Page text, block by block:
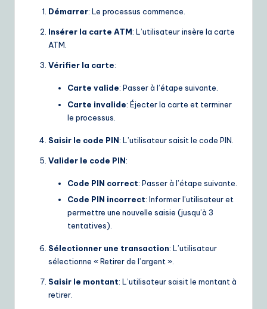
Démarrer: Le processus commence.
Insérer la carte ATM: L’utilisateur insère la carte
ATM.
Vérifier la carte:
Carte valide: Passer à l’étape suivante.
Carte invalide: Éjecter la carte et terminer
le processus.
Saisir le code PIN: L’utilisateur saisit le code PIN.
Valider le code PIN:
Code PIN correct: Passer à l’étape suivante.
Code PIN incorrect: Informer l’utilisateur et
permettre une nouvelle saisie (jusqu’à 3
tentatives).
Sélectionner une transaction: L’utilisateur
sélectionne « Retirer de l’argent ».
Saisir le montant: L’utilisateur saisit le montant à
retirer.